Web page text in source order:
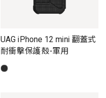
UAG iPhone 12 mini 翻蓋式
耐衝擊保護殼-軍用